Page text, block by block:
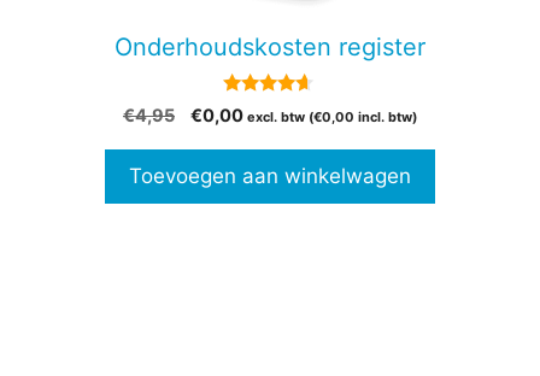
Onderhoudskosten register
van 5
€4,95
Oorspronkelijke
€4,95.
€0,00Huidige
€0,00.
excl. btw (€0,00 incl. btw)
Toevoegen aan winkelwagen